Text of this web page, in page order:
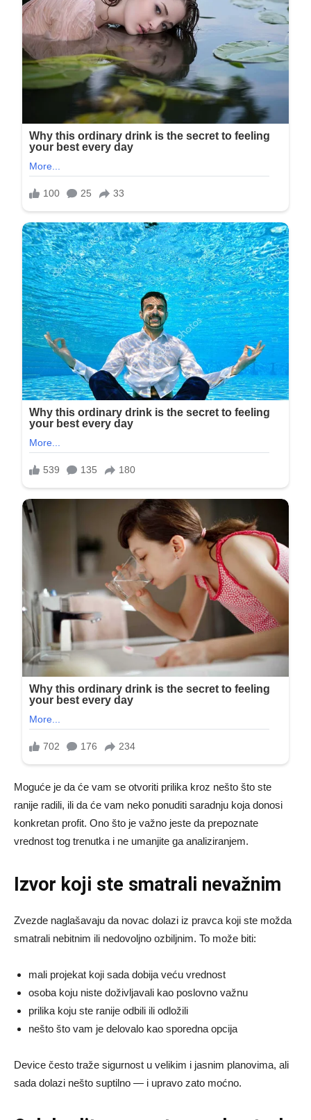
Moguće je da će vam se otvoriti prilika kroz nešto što ste
ranije radili, ili da će vam neko ponuditi saradnju koja donosi
konkretan profit. Ono što je važno jeste da prepoznate
vrednost tog trenutka i ne umanjite ga analiziranjem.
Izvor koji ste smatrali nevažnim
Zvezde naglašavaju da novac dolazi iz pravca koji ste možda
smatrali nebitnim ili nedovoljno ozbiljnim. To može biti:
mali projekat koji sada dobija veću vrednost
osoba koju niste doživljavali kao poslovno važnu
prilika koju ste ranije odbili ili odložili
nešto što vam je delovalo kao sporedna opcija
Device često traže sigurnost u velikim i jasnim planovima, ali
sada dolazi nešto suptilno — i upravo zato moćno.